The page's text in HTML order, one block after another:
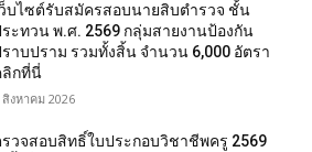
ว็บไซต์รับสมัครสอบนายสิบตำรวจ ชั้น
ะทวน พ.ศ. 2569 กลุ่มสายงานป้องกัน
าบปราม รวมทั้งสิ้น จำนวน 6,000 อัตรา
ลิกที่นี่
สิงหาคม 2026
วจสอบสิทธิ์ใบประกอบวิชาชีพครู 2569